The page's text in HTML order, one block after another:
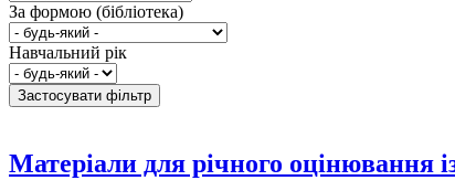
За формою (бібліотека)
Навчальний рік
Матеріали для річного оцінювання